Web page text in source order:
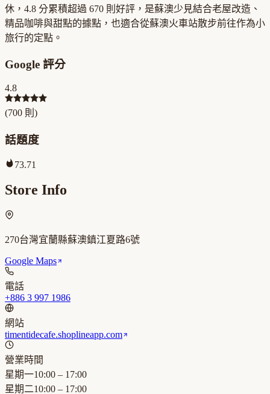
休，4.8 分累積超過 670 則好評，是蘇澳少見結合老屋改造、
精品咖啡與甜點的據點，也適合從蘇澳火車站散步前往作為小
旅行的定點。
Google 評分
4.8
(700 則)
話題度
73.71
Store Info
270台灣宜蘭縣蘇澳鎮江夏路6號
Google Maps
電話
+886 3 997 1986
網站
timentidecafe.shoplineapp.com
營業時間
星期一10:00 – 17:00
星期二10:00 – 17:00